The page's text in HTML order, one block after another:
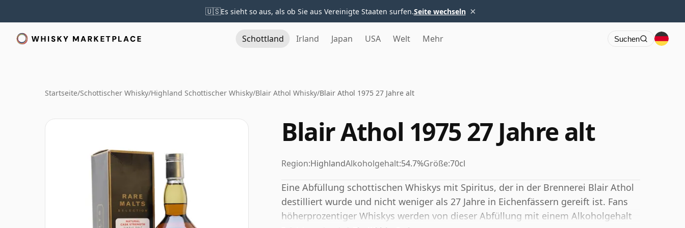
🇺🇸Es sieht so aus, als ob Sie aus Vereinigte Staaten surfen.Seite wechseln ×
Schottland Irland Japan USA Welt Mehr Suchen
Startseite/Schottischer Whisky/Highland Schottischer Whisky/Blair Athol Whisky/Blair Athol 1975 27 Jahre alt
Blair Athol 1975 27 Jahre alt
Region:HighlandAlkoholgehalt:54.7%Größe:70cl
Eine Abfüllung schottischen Whiskys mit Spiritus, der in der Brennerei Blair Athol
destilliert wurde und nicht weniger als 27 Jahre in Eichenfässern gereift ist. Fans
höherprozentiger Whiskys werden von dieser Abfüllung mit einem Alkoholgehalt